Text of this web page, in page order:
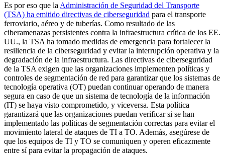
Es por eso que la Administración de Seguridad del Transporte
(TSA) ha emitido directivas de ciberseguridad para el transporte
ferroviario, aéreo y de tuberías. Como resultado de las
ciberamenazas persistentes contra la infraestructura crítica de los EE.
UU., la TSA ha tomado medidas de emergencia para fortalecer la
resiliencia de la ciberseguridad y evitar la interrupción operativa y la
degradación de la infraestructura. Las directivas de ciberseguridad
de la TSA exigen que las organizaciones implementen políticas y
controles de segmentación de red para garantizar que los sistemas de
tecnología operativa (OT) puedan continuar operando de manera
segura en caso de que un sistema de tecnología de la información
(IT) se haya visto comprometido, y viceversa. Esta política
garantizará que las organizaciones puedan verificar si se han
implementado las políticas de segmentación correctas para evitar el
movimiento lateral de ataques de TI a TO. Además, asegúrese de
que los equipos de TI y TO se comuniquen y operen eficazmente
entre sí para evitar la propagación de ataques.